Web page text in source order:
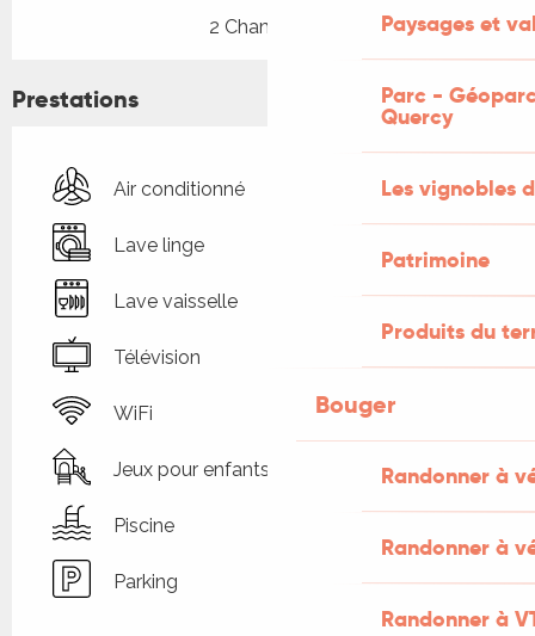
Paysages et
Parc -
Quercy
Les vignobles
Patrimoine
Produits du
Bouger
Randonner à
Randonner à
Randonner à
2 Chambre(s)
Prestations
Air conditionné
Lave linge
Lave vaisselle
Télévision
WiFi
Jeux pour enfants / Espace jeux
Piscine
Parking